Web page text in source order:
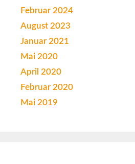
Februar 2024
August 2023
Januar 2021
Mai 2020
April 2020
Februar 2020
Mai 2019